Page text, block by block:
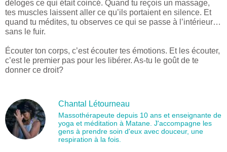
déloges ce qui était coincé. Quand tu reçois un massage,
tes muscles laissent aller ce qu’ils portaient en silence. Et
quand tu médites, tu observes ce qui se passe à l’intérieur…
sans le fuir.
Écouter ton corps, c’est écouter tes émotions. Et les écouter,
c’est le premier pas pour les libérer. As-tu le goût de te
donner ce droit?
Chantal Létourneau
Massothérapeute depuis 10 ans et enseignante de
yoga et méditation à Matane. J'accompagne les
gens à prendre soin d'eux avec douceur, une
respiration à la fois.